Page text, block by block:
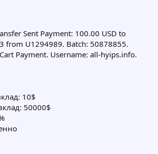
Sent Payment: 100.00 USD to
from U1294989. Batch: 50878855.
Payment. Username: all-hyips.info.
10$
50000$